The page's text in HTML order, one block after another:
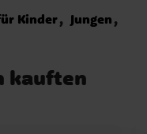
Kinder
Jungen
kauften